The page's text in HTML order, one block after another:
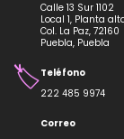
Calle 13 Sur 1102
Local 1, Planta
Col. La Paz, 72160
Puebla, Puebla
Teléfono
222 485 9974
Correo